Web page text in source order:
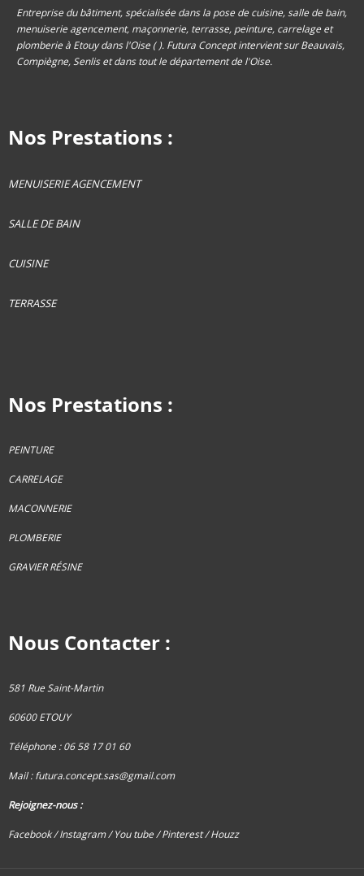
Entreprise du bâtiment, spécialisée dans la pose de cuisine, salle de bain,
menuiserie agencement, maçonnerie, terrasse, peinture, carrelage et
plomberie à Etouy dans l'Oise ( ). Futura Concept intervient sur Beauvais,
Compiègne, Senlis et dans tout le département de l'Oise.
Nos Prestations :
MENUISERIE AGENCEMENT
SALLE DE BAIN
CUISINE
TERRASSE
Nos Prestations :
PEINTURE
CARRELAGE
MACONNERIE
PLOMBERIE
GRAVIER RÉSINE
Nous Contacter :
581 Rue Saint-Martin
60600 ETOUY
Téléphone : 06 58 17 01 60
Mail :futura.concept.sas@gmail.com
Rejoignez-nous :
Facebook /Instagram/ You tube / Pinterest / Houzz